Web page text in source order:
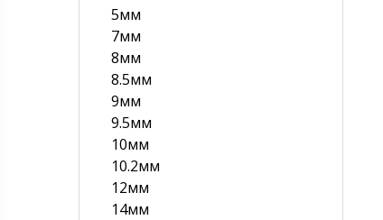
5мм
7мм
8мм
8.5мм
9мм
9.5мм
10мм
10.2мм
12мм
14мм